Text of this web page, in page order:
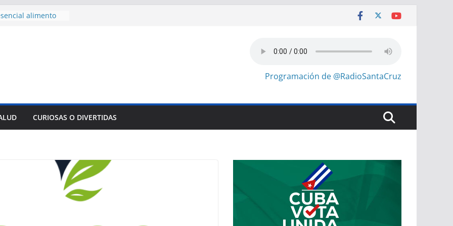
alimento
cerco de
para importar
la movilidad
en La
Programación de @RadioSantaCruz
CURIOSAS O DIVERTIDAS